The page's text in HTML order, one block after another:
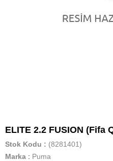
ELITE 2.2 FUSION (Fifa
Stok Kodu
(8281401)
Marka : Puma